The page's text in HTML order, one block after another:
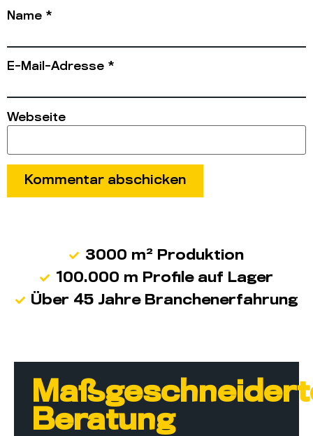
Name *
E-Mail-Adresse *
Webseite
3000 m² Produktion
100.000 m Profile auf Lager
Über 45 Jahre Branchenerfahrung
Beratung